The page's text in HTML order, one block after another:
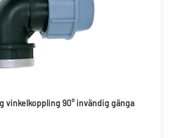
vinkelkoppling 90° invändig gänga